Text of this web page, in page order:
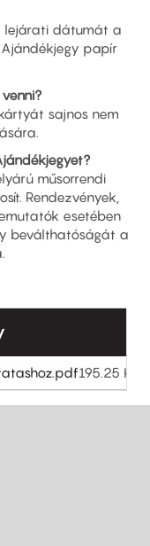
lejárati dátumát a
papír
sajnos nem
műsorrendi
Rendezvények,
esetében
beválthatóságát a
195.25 KB